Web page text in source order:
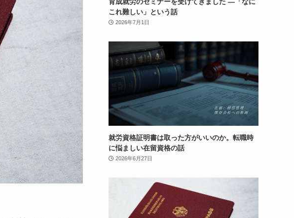
これ難しい」という話
2026年7月1日
就労資格証明書は取った方がいいのか。転職時
に悩ましい在留資格の話
2026年6月27日